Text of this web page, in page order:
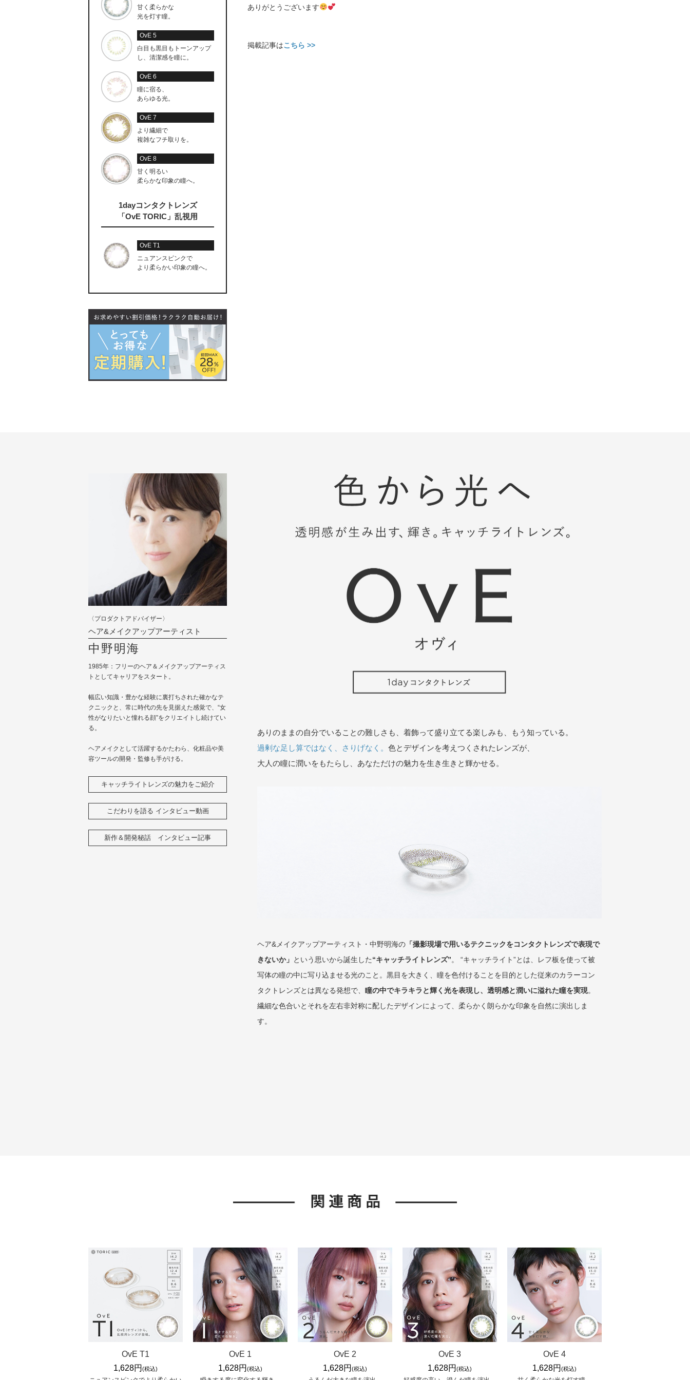
ありがとうございます
掲載記事はこちら >>
甘く柔らかな
光を灯す瞳。
OvE 5
白目も黒目もトーンアップ
し、清潔感を瞳に。
OvE 6
瞳に宿る、
あらゆる光。
OvE 7
より繊細で
複雑なフチ取りを。
OvE 8
甘く明るい
柔らかな印象の瞳へ。
1dayコンタクトレンズ
「OvE TORIC」乱視用
OvE T1
ニュアンスピンクで
より柔らかい印象の瞳へ。
〈プロダクトアドバイザー〉
ヘア&メイクアップアーティスト
中野明海
1985年：フリーのヘア＆メイクアップアーティス
トとしてキャリアをスタート。
幅広い知識・豊かな経験に裏打ちされた確かなテ
クニックと、常に時代の先を見据えた感覚で、“女
性がなりたいと憧れる顔”をクリエイトし続けてい
る。
ヘアメイクとして活躍するかたわら、化粧品や美
容ツールの開発・監修も手がける。
キャッチライトレンズの魅力をご紹介
こだわりを語る インタビュー動画
新作＆開発秘話 インタビュー記事
ありのままの自分でいることの難しさも、着飾って盛り立てる楽しみも、もう知っている。
過剰な足し算ではなく、さりげなく。 色とデザインを考えつくされたレンズが、
大人の瞳に潤いをもたらし、あなただけの魅力を生き生きと輝かせる。
ヘア&メイクアップアーティスト・中野明海の 「撮影現場で用いるテクニックをコンタクトレンズで表現で
きないか」 という思いから誕生した“キャッチライトレンズ”。 “キャッチライト”とは、レフ板を使って被
写体の瞳の中に写り込ませる光のこと。黒目を大きく、瞳を色付けることを目的とした従来のカラーコン
タクトレンズとは異なる発想で、 瞳の中でキラキラと輝く光を表現し、透明感と潤いに溢れた瞳を実現。
繊細な色合いとそれを左右非対称に配したデザインによって、柔らかく朗らかな印象を自然に演出しま
す。
OvE T1
1,628円 (税込)
OvE 1
1,628円 (税込)
OvE 2
1,628円 (税込)
OvE 3
1,628円 (税込)
OvE 4
1,628円 (税込)